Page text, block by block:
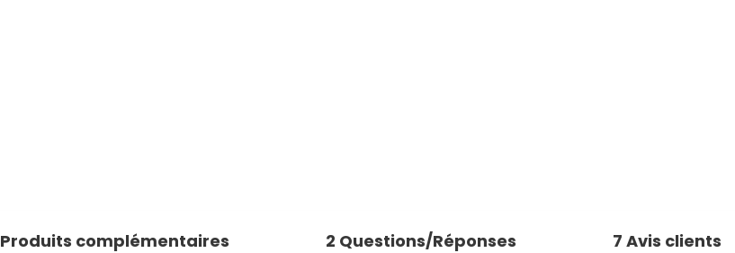
Produits complémentaires 2 Questions/Réponses 7 Avis clients